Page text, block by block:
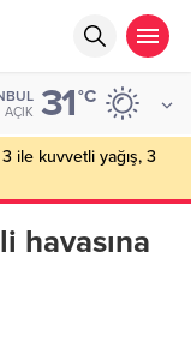
AÇIK 31°C
ile kuvvetli yağış, 3
havasına